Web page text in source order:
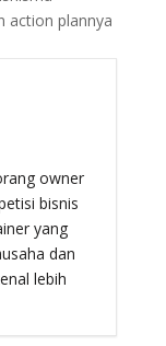
action plannya
owner
bisnis
yang
dan
lebih